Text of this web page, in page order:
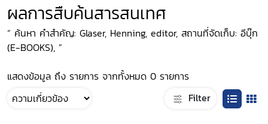
ผลการสืบค้นสารสนเทศ
“ ค้นหา คำสำคัญ: Glaser, Henning, editor, สถานที่จัดเก็บ: อีบุ๊ก
(E-BOOKS), ”
แสดงข้อมูล ถึง รายการ จากทั้งหมด 0 รายการ
Filter